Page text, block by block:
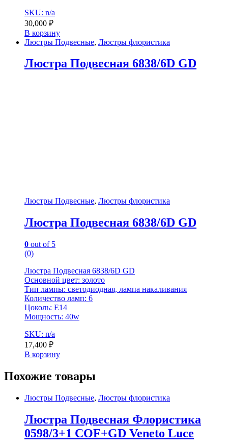
SKU: n/a
30,000 ₽
В корзину
Люстры Подвесные, Люстры флористика
Люстра Подвесная 6838/6D GD
Люстры Подвесные, Люстры флористика
Люстра Подвесная 6838/6D GD
0 out of 5
(0)
Люстра Подвесная 6838/6D GD
Основной цвет: золото
Тип лампы: светодиодная, лампа накаливания
Количество ламп: 6
Цоколь: E14
Мощность: 40w
SKU: n/a
17,400 ₽
В корзину
Похожие товары
Люстры Подвесные, Люстры флористика
Люстра Подвесная Флористика
0598/3+1 COF+GD Veneto Luce